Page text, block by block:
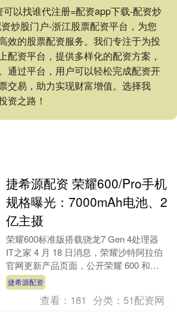
以找谁代注册=配资app下载-配资炒
炒股门户-浙江股票配资平台，为您
效的股票配资服务。我们专注于为投
配资平台，提供多样化的配资方案，
通过平台，用户可以轻松完成配资开
交易，助力实现财富增值。选择我
资之路！
捷希源配资 荣耀600/Pro手机
规格曝光：7000mAh电池、2
亿主摄
荣耀600标准版搭载骁龙7 Gen 4处理器
IT之家 4 月 18 日消息，荣耀沙特阿拉伯
官网更新产品页面，公开荣耀 600 和荣
耀 600 Pro 两款手机....
捷希源配资
查看： 181 分类： 51配资网